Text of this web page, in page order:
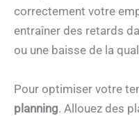
correctement votre
entraîner des retards
ou une baisse de la
Pour optimiser votre
planning. Allouez des